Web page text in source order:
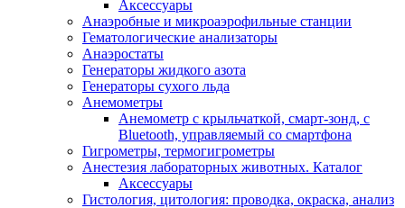
Аксессуары
Анаэробные и микроаэрофильные станции
Гематологические анализаторы
Анаэростаты
Генераторы жидкого азота
Генераторы сухого льда
Анемометры
Анемометр с крыльчаткой, смарт-зонд, с
Bluetooth, управляемый со смартфона
Гигрометры, термогигрометры
Анестезия лабораторных животных. Каталог
Аксессуары
Гистология, цитология: проводка, окраска, анализ